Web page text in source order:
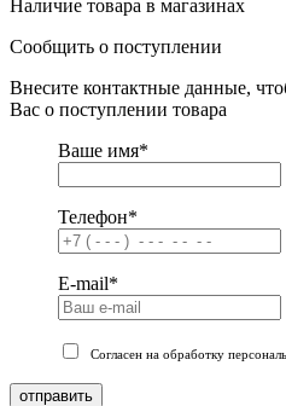
Наличие товара в магазинах
Сообщить о поступлении
Внесите контактные данные,
Вас о поступлении товара
Ваше имя*
Телефон*
E-mail*
Согласен на обработку
отправить